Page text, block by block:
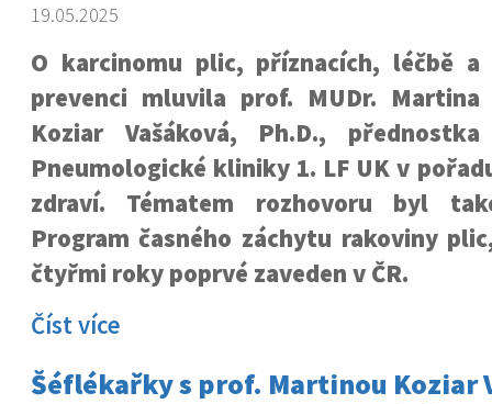
19.05.2025
O karcinomu plic, příznacích, léčbě a
prevenci mluvila prof. MUDr. Martina
Koziar Vašáková, Ph.D., přednostka
Pneumologické kliniky 1. LF UK v
zdraví. Tématem rozhovoru byl
Program časného záchytu rakoviny
čtyřmi roky poprvé zaveden v ČR.
Číst více
Šéflékařky s prof. Martinou Koziar